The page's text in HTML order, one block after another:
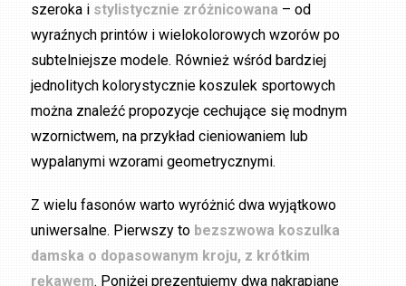
szeroka i stylistycznie zróżnicowana – od
wyraźnych printów i wielokolorowych wzorów po
subtelniejsze modele. Również wśród bardziej
jednolitych kolorystycznie koszulek sportowych
można znaleźć propozycje cechujące się modnym
wzornictwem, na przykład cieniowaniem lub
wypalanymi wzorami geometrycznymi.
Z wielu fasonów warto wyróżnić dwa wyjątkowo
uniwersalne. Pierwszy to bezszwowa koszulka
damska o dopasowanym kroju, z krótkim
rękawem. Poniżej prezentujemy dwa nakrapiane